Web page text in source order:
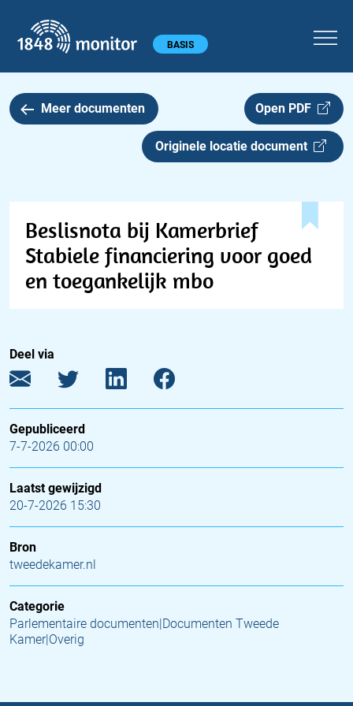
Hoofdmenu BASIS
Meer documenten Open PDF
Originele locatie document
Beslisnota bij Kamerbrief
Stabiele financiering voor goed
en toegankelijk mbo
Deel via
Gepubliceerd
7-7-2026 00:00
Laatst gewijzigd
20-7-2026 15:30
Bron
tweedekamer.nl
Categorie
Parlementaire documenten|Documenten Tweede
Kamer|Overig